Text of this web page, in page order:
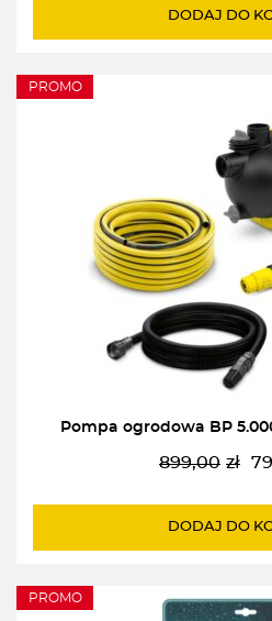
DODAJ DO
PROMO
Pompa ogrodowa BP
899,00 zł
DODAJ DO
PROMO